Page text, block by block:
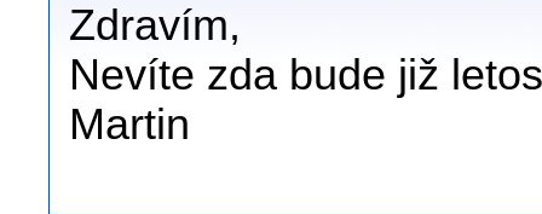
Zdravím,
Nevíte zda bude již
Martin